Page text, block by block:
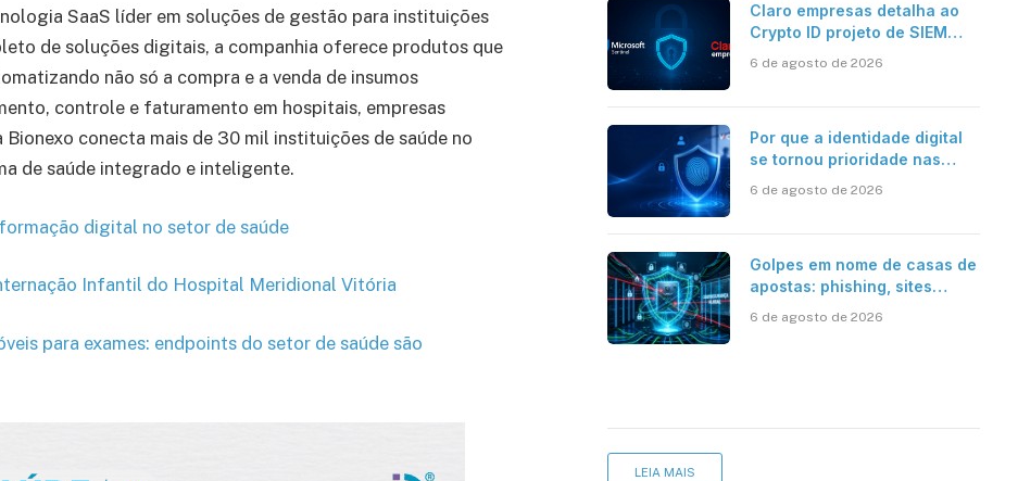
SaaS líder em soluções de gestão para instituições
de soluções digitais, a companhia oferece produtos que
não só a compra e a venda de insumos
controle e faturamento em hospitais, empresas
conecta mais de 30 mil instituições de saúde no
de saúde integrado e inteligente.
digital no setor de saúde
Infantil do Hospital Meridional Vitória
para exames: endpoints do setor de saúde são
Claro empresas detalha ao
Crypto ID projeto de SIEM
resposta automatizada
6 de agosto de 2026
Por que a identidade digital
se tornou prioridade nas
6 de agosto de 2026
Golpes em nome de casas de
apostas: phishing, sites
6 de agosto de 2026
LEIA MAIS